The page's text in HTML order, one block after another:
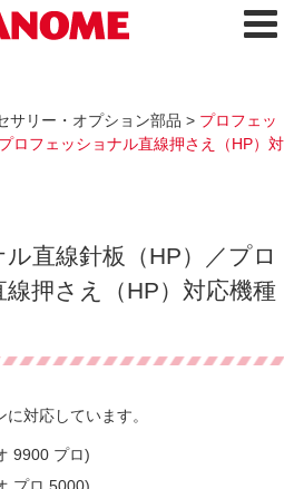
サリー・オプション部品 > プロフェッ
ロフェッショナル直線押さえ（HP）対
直線針板（HP）／プロ
押さえ（HP）対応機種
対応しています。
9900 プロ)